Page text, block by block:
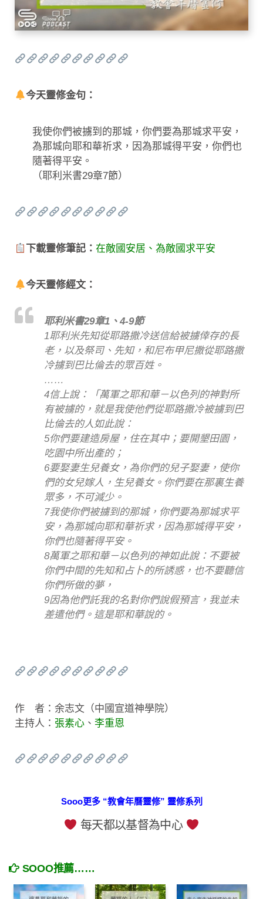
今天靈修金句：
我使你們被擄到的那城，你們要為那城求平安，
為那城向耶和華祈求，因為那城得平安，你們也
隨著得平安。
（耶利米書29章7節）
下載靈修筆記：在敵國安居、為敵國求平安
今天靈修經文：
耶利米書29章1、4-9節
1耶利米先知從耶路撒冷送信給被擄倖存的長
老，以及祭司、先知，和尼布甲尼撒從耶路撒
冷擄到巴比倫去的眾百姓。
……
4信上說：「萬軍之耶和華－以色列的神對所
有被擄的，就是我使他們從耶路撒冷被擄到巴
比倫去的人如此說：
5你們要建造房屋，住在其中；要開墾田園，
吃園中所出產的；
6要娶妻生兒養女，為你們的兒子娶妻，使你
們的女兒嫁人，生兒養女。你們要在那裏生養
眾多，不可減少。
7我使你們被擄到的那城，你們要為那城求平
安，為那城向耶和華祈求，因為那城得平安，
你們也隨著得平安。
8萬軍之耶和華－以色列的神如此說：不要被
你們中間的先知和占卜的所誘惑，也不要聽信
你們所做的夢，
9因為他們託我的名對你們說假預言，我並未
差遣他們。這是耶和華說的。
作 者：余志文（中國宣道神學院）
主持人： 張素心 、 李重恩
Sooo更多 “教會年曆靈修” 靈修系列
每天都以基督為中心
SOOO推薦……